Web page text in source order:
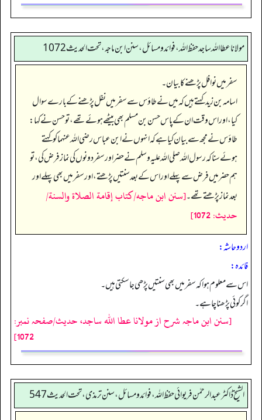
مولانا عطا الله ساجد حفظ الله، فوائد و مسائل، سنن ابن ماجه، تحت الحديث1072
سفر میں نوافل پڑھنے کا بیان۔
اسامہ بن زید کہتے ہیں کہ میں نے طاؤس سے سفر میں نفل پڑھنے کے بارے سوال
کیا، اور اس وقت ان کے پاس حسن بن مسلم بھی بیٹھے ہوئے تھے، تو حسن نے کہا:
طاؤس نے مجھ سے بیان کیا ہے کہ انہوں نے ابن عباس رضی اللہ عنہما کو کہتے
ہوئے سنا کہ رسول اللہ صلی اللہ علیہ وسلم نے حضر اور سفر دونوں کی نماز فرض کی، تو
ہم حضر میں فرض سے پہلے اور اس کے بعد سنتیں پڑھتے، اور سفر میں بھی پہلے اور
بعد نماز پڑھتے تھے۔[سنن ابن ماجه/كتاب إقامة الصلاة والسنة/
حدیث: 1072]
اردو حاشہ:
فائده:
اس سے معلوم ہوا کہ سفر میں بھی سنتیں پڑھی جاسکتی ہیں۔
اگر کوئی پڑھنا چاہے۔
[سنن ابن ماجہ شرح از مولانا عطا الله ساجد، حدیث/صفحہ نمبر:
1072]
الشیخ ڈاکٹر عبد الرحمٰن فریوائی حفظ اللہ، فوائد و مسائل، سنن ترمذی، تحت الحديث 547